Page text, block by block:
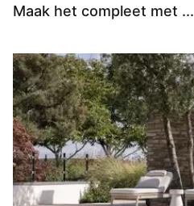
Maak het compleet met ...